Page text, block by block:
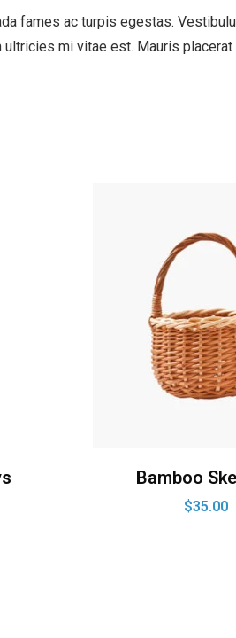
fames ac turpis egestas.
mi vitae est. Mauris
Bamboo
$35.00